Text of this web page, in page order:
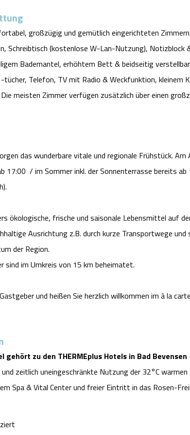
großzügig und gemütlich eingerichteten
Schreibtisch (kostenlose W-Lan-Nutzung),
Bademantel, erhöhtem Bett & beidseitig
Telefon, TV mit Radio & Weckfunktion, kleinem
meisten Zimmer verfügen zusätzlich über einen
das wunderbare vitale und regionale Frühstück.
17:00 / im Sommer inkl. der Sonnenterrasse bereits
ökologische, frische und saisonale Lebensmittel auf
Ausrichtung z.B. durch kurze Transportwege und
der Region.
sind im Umkreis von 15 km beheimatet.
und heißen Sie herzlich willkommen im à la
gehört zu den THERMEplus Hotels in Bad Bevensen
zeitlich uneingeschränkte Nutzung der 32°C
Spa & Vital Center und freier Eintritt in das Rosen-